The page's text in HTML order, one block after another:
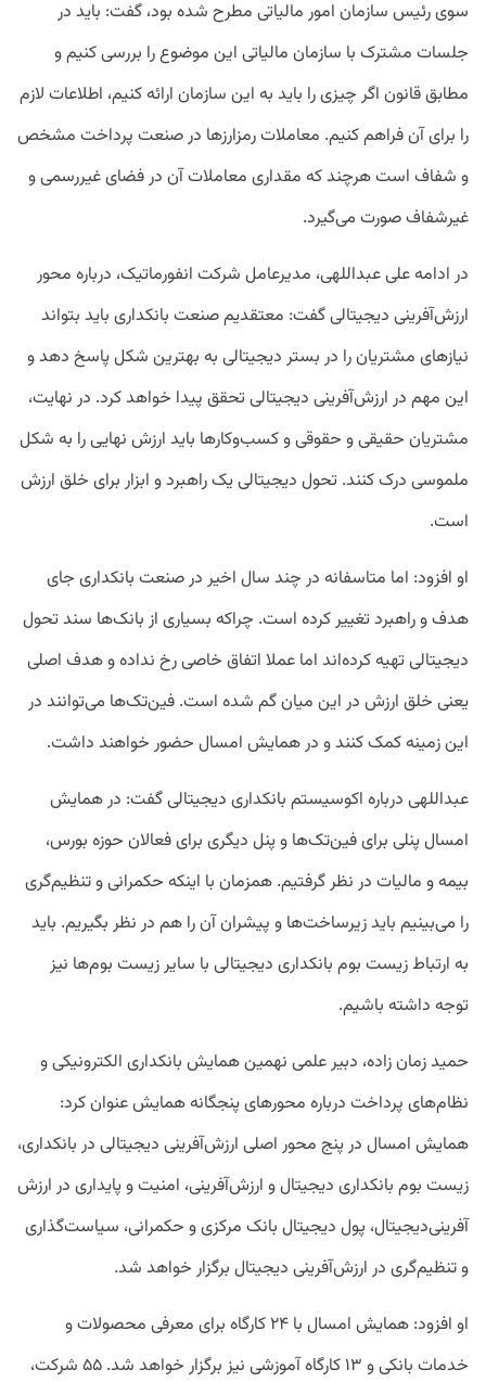
سوی رئیس سازمان امور مالیاتی مطرح شده بود، گفت: باید در
جلسات مشترک با سازمان مالیاتی این موضوع را بررسی کنیم و
مطابق قانون اگر چیزی را باید به این سازمان ارائه کنیم، اطلاعات لازم
را برای آن فراهم کنیم. معاملات رمزارزها در صنعت پرداخت مشخص
و شفاف است هرچند که مقداری معاملات آن در فضای غیررسمی و
غیرشفاف صورت می‌گیرد.
در ادامه علی عبداللهی، مدیرعامل شرکت انفورماتیک، درباره محور
ارزش‌آفرینی دیجیتالی گفت: معتقدیم صنعت بانکداری باید بتواند
نیازهای مشتریان را در بستر دیجیتالی به بهترین شکل پاسخ دهد و
این مهم در ارزش‌آفرینی دیجیتالی تحقق پیدا خواهد کرد. در نهایت،
مشتریان حقیقی و حقوقی و کسب‌وکارها باید ارزش نهایی را به شکل
ملموسی درک کنند. تحول دیجیتالی یک راهبرد و ابزار برای خلق ارزش
است.
او افزود: اما متاسفانه در چند سال اخیر در صنعت بانکداری جای
هدف و راهبرد تغییر کرده است. چراکه بسیاری از بانک‌ها سند تحول
دیجیتالی تهیه کرده‌اند اما عملا اتفاق خاصی رخ نداده و هدف اصلی
یعنی خلق ارزش در این میان گم شده است. فین‌تک‌ها می‌توانند در
این زمینه کمک کنند و در همایش امسال حضور خواهند داشت.
عبداللهی درباره اکوسیستم بانکداری دیجیتالی گفت: در همایش
امسال پنلی برای فین‌تک‌ها و پنل دیگری برای فعالان حوزه بورس،
بیمه و مالیات در نظر گرفتیم. همزمان با اینکه حکمرانی و تنظیم‌گری
را می‌بینیم باید زیرساخت‌ها و پیشران آن را هم در نظر بگیریم. باید
به ارتباط زیست بوم بانکداری دیجیتالی با سایر زیست بوم‌ها نیز
توجه داشته باشیم.
حمید زمان زاده، دبیر علمی نهمین همایش بانکداری الکترونیکی و
نظام‌های پرداخت درباره محورهای پنجگانه همایش عنوان کرد:
همایش امسال در پنج محور اصلی ارزش‌آفرینی دیجیتالی در بانکداری،
زیست بوم بانکداری دیجیتال و ارزش‌آفرینی، امنیت و پایداری در ارزش
آفرینی‌دیجیتال، پول دیجیتال بانک مرکزی و حکمرانی، سیاست‌گذاری
و تنظیم‌گری در ارزش‌آفرینی دیجیتال برگزار خواهد شد.
او افزود: همایش امسال با ۲۴ کارگاه برای معرفی محصولات و
خدمات بانکی و ۱۳ کارگاه آموزشی نیز برگزار خواهد شد. ۵۵ شرکت،